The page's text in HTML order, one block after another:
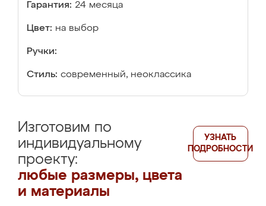
Гарантия: 24 месяца
Цвет: на выбор
Ручки:
Стиль: современный, неоклассика
Изготовим по
индивидуальному
проекту:
любые размеры, цвета
и материалы
УЗНАТЬ
ПОДРОБНОСТИ